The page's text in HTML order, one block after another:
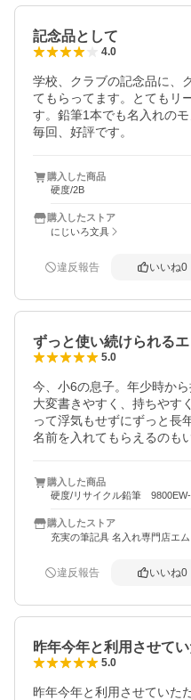
記念品として
4.0
学校、クラブの記念品に、
てもらってます。とてもリ
す。鉛筆1本でも名入れの
毎回、好評です。
購入した商品
硬度/2B
購入したストア
にじいろ文具
違反報告 いいね0
ずっと使い続けられる
5.0
今、小6の息子。年少時から
大変書きやすく、持ちやす
って浮気もせずにずっと長
名前を入れてもらえるのも
購入した商品
硬度/リサイクル鉛筆
購入したストア
充実の筆記具 名入れ専門店エ
違反報告 いいね0
昨年今年と利用させて
5.0
昨年今年と利用させていた